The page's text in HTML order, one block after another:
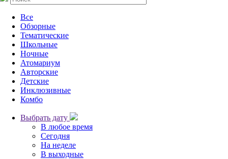
Все
Обзорные
Тематические
Школьные
Ночные
Атомариум
Авторские
Детские
Инклюзивные
Комбо
Выбрать дату
В любое время
Сегодня
На неделе
В выходные